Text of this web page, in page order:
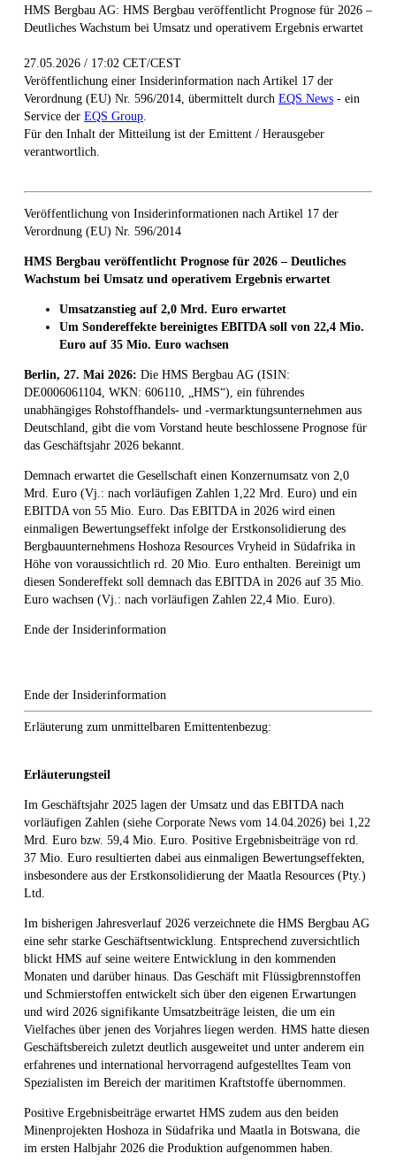
HMS Bergbau AG: HMS Bergbau veröffentlicht Prognose für 2026 –
Deutliches Wachstum bei Umsatz und operativem Ergebnis erwartet
27.05.2026 / 17:02 CET/CEST
Veröffentlichung einer Insiderinformation nach Artikel 17 der
Verordnung (EU) Nr. 596/2014, übermittelt durch EQS News - ein
Service der EQS Group
Für den Inhalt der Mitteilung ist der Emittent / Herausgeber
verantwortlich.
Veröffentlichung von Insiderinformationen nach Artikel 17 der
Verordnung (EU) Nr. 596/2014
HMS Bergbau veröffentlicht Prognose für 2026 – Deutliches
Wachstum bei Umsatz und operativem Ergebnis erwartet
Umsatzanstieg auf 2,0 Mrd. Euro erwartet
Um Sondereffekte bereinigtes EBITDA soll von 22,4 Mio.
Euro auf 35 Mio. Euro wachsen
Berlin, 27. Mai 2026: Die HMS Bergbau AG (ISIN:
DE0006061104, WKN: 606110, „HMS“), ein führendes
unabhängiges Rohstoffhandels- und -vermarktungsunternehmen aus
Deutschland, gibt die vom Vorstand heute beschlossene Prognose für
das Geschäftsjahr 2026 bekannt.
Demnach erwartet die Gesellschaft einen Konzernumsatz von 2,0
Mrd. Euro (Vj.: nach vorläufigen Zahlen 1,22 Mrd. Euro) und ein
EBITDA von 55 Mio. Euro. Das EBITDA in 2026 wird einen
einmaligen Bewertungseffekt infolge der Erstkonsolidierung des
Bergbauunternehmens Hoshoza Resources Vryheid in Südafrika in
Höhe von voraussichtlich rd. 20 Mio. Euro enthalten. Bereinigt um
diesen Sondereffekt soll demnach das EBITDA in 2026 auf 35 Mio.
Euro wachsen (Vj.: nach vorläufigen Zahlen 22,4 Mio. Euro).
Ende der Insiderinformation
Ende der Insiderinformation
Erläuterung zum unmittelbaren Emittentenbezug:
Erläuterungsteil
Im Geschäftsjahr 2025 lagen der Umsatz und das EBITDA nach
vorläufigen Zahlen (siehe Corporate News vom 14.04.2026) bei 1,22
Mrd. Euro bzw. 59,4 Mio. Euro. Positive Ergebnisbeiträge von rd.
37 Mio. Euro resultierten dabei aus einmaligen Bewertungseffekten,
insbesondere aus der Erstkonsolidierung der Maatla Resources (Pty.)
Ltd.
Im bisherigen Jahresverlauf 2026 verzeichnete die HMS Bergbau AG
eine sehr starke Geschäftsentwicklung. Entsprechend zuversichtlich
blickt HMS auf seine weitere Entwicklung in den kommenden
Monaten und darüber hinaus. Das Geschäft mit Flüssigbrennstoffen
und Schmierstoffen entwickelt sich über den eigenen Erwartungen
und wird 2026 signifikante Umsatzbeiträge leisten, die um ein
Vielfaches über jenen des Vorjahres liegen werden. HMS hatte diesen
Geschäftsbereich zuletzt deutlich ausgeweitet und unter anderem ein
erfahrenes und international hervorragend aufgestelltes Team von
Spezialisten im Bereich der maritimen Kraftstoffe übernommen.
Positive Ergebnisbeiträge erwartet HMS zudem aus den beiden
Minenprojekten Hoshoza in Südafrika und Maatla in Botswana, die
im ersten Halbjahr 2026 die Produktion aufgenommen haben.